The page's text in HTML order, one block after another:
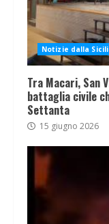
Notizie dalla
Tra Macari, San
battaglia civile
Settanta
15 giugno 2026